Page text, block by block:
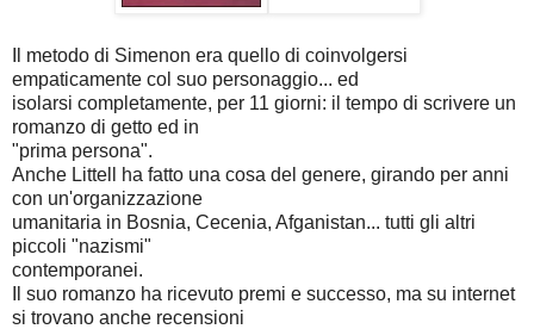
Il metodo di Simenon era quello di coinvolgersi
empaticamente col suo personaggio... ed
isolarsi completamente, per 11 giorni: il tempo di scrivere un
romanzo di getto ed in
"prima persona".
Anche Littell ha fatto una cosa del genere, girando per anni
con un'organizzazione
umanitaria in Bosnia, Cecenia, Afganistan... tutti gli altri
piccoli "nazismi"
contemporanei.
Il suo romanzo ha ricevuto premi e successo, ma su internet
si trovano anche recensioni